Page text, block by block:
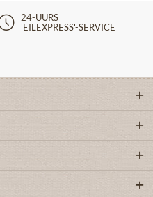
24-UURS
'EILEXPRESS'-SERVICE